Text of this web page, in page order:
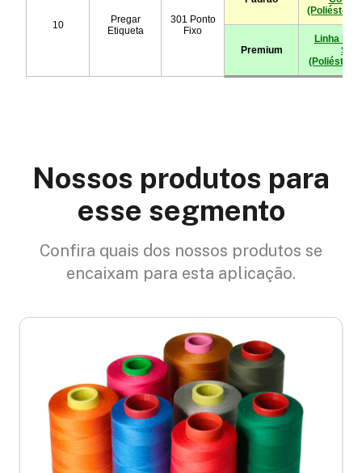
Nossos produtos para
esse segmento
Confira quais dos nossos produtos se
encaixam para esta aplicação.